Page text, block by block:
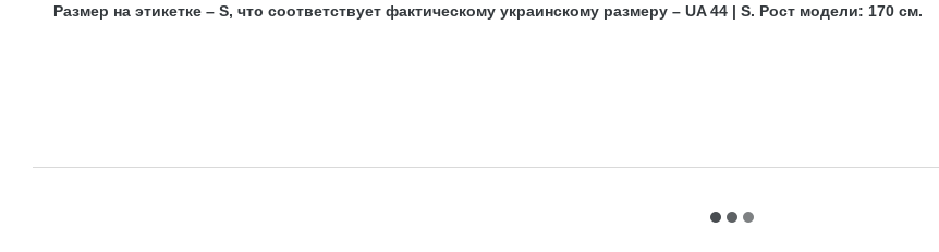
Размер на этикетке – S, что соответствует фактическому украинскому размеру – UA 44 | S. Рост модели: 170 см.